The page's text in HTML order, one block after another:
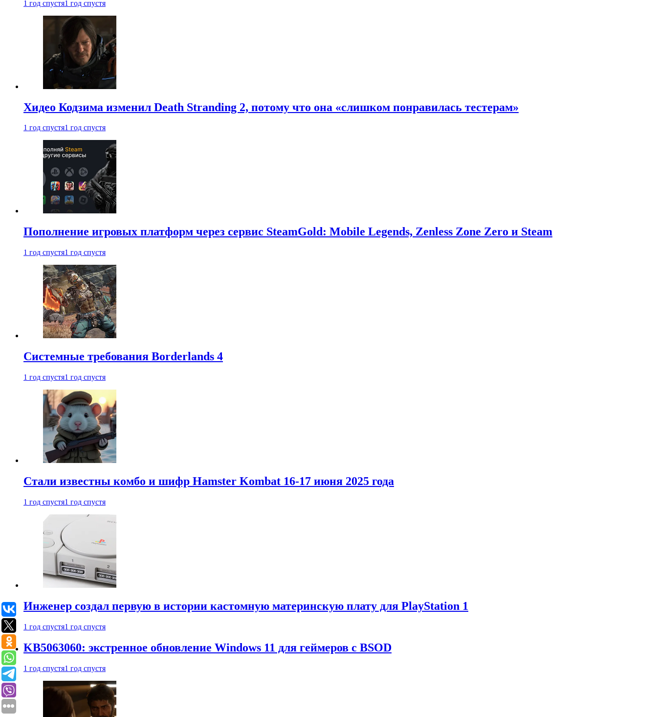
1 год спустя1 год спустя
Хидео Кодзима изменил Death Stranding 2, потому что она «слишком понравилась тестерам»
1 год спустя1 год спустя
Пополнение игровых платформ через сервис SteamGold: Mobile Legends, Zenless Zone Zero и Steam
1 год спустя1 год спустя
Системные требования Borderlands 4
1 год спустя1 год спустя
Стали известны комбо и шифр Hamster Kombat 16-17 июня 2025 года
1 год спустя1 год спустя
Инженер создал первую в истории кастомную материнскую плату для PlayStation 1
1 год спустя1 год спустя
KB5063060: экстренное обновление Windows 11 для геймеров с BSOD
1 год спустя1 год спустя